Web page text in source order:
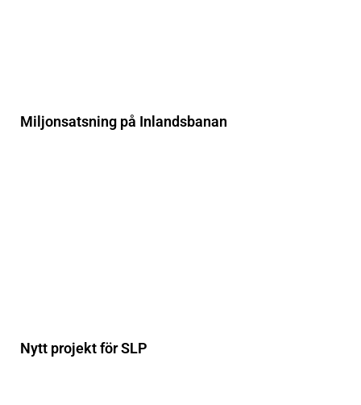
Miljonsatsning på Inlandsbanan
Nytt projekt för SLP